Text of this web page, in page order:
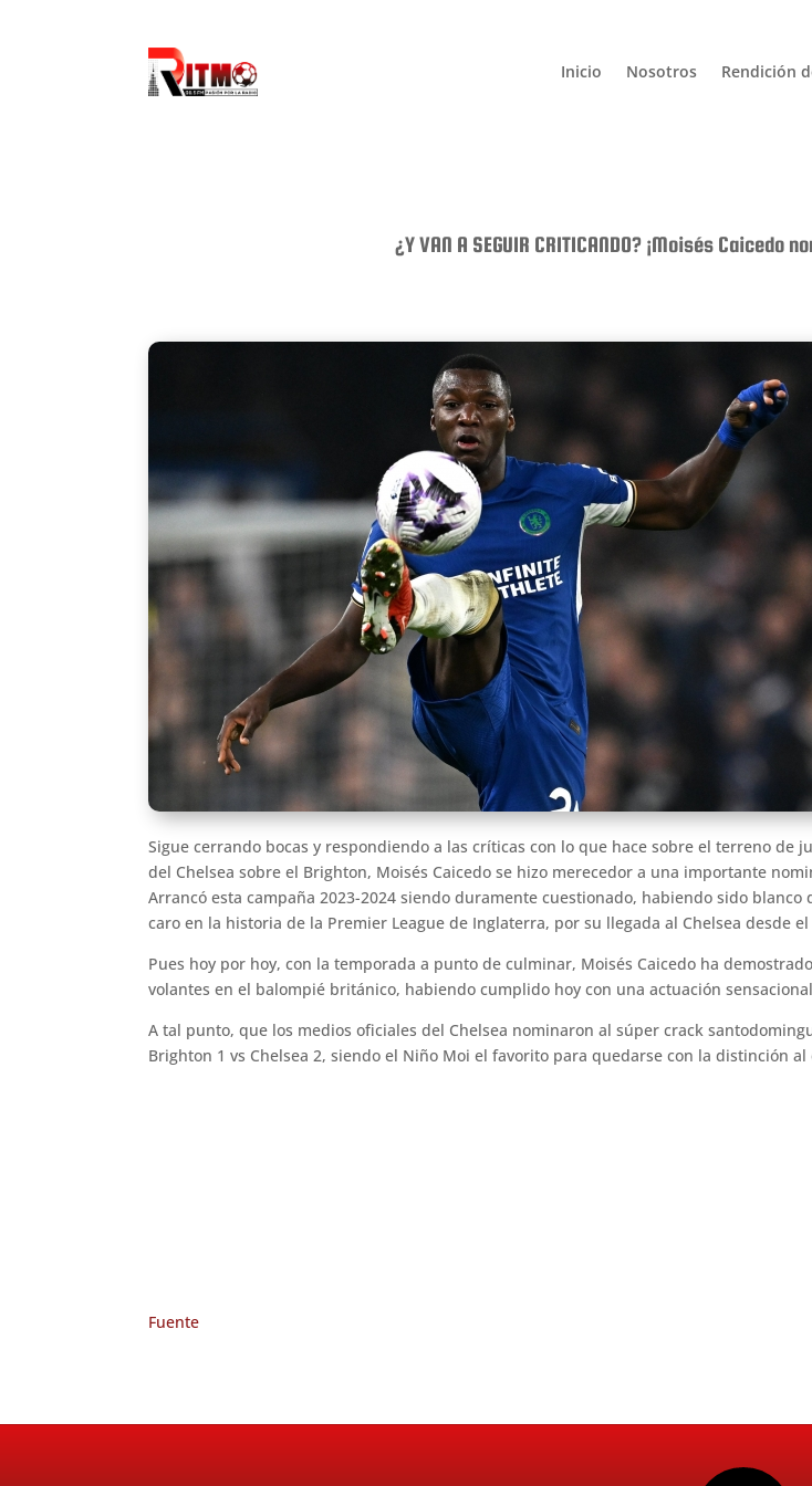
Inicio Nosotros Rendición
¿Y VAN A SEGUIR CRITICANDO? ¡Moisés
Sigue cerrando bocas y respondiendo a las críticas con lo que hace sobre el terreno de
del Chelsea sobre el Brighton, Moisés Caicedo se hizo merecedor a una importante
Arrancó esta campaña 2023-2024 siendo duramente cuestionado, habiendo sido
caro en la historia de la Premier League de Inglaterra, por su llegada al Chelsea desde
Pues hoy por hoy, con la temporada a punto de culminar, Moisés Caicedo ha
volantes en el balompié británico, habiendo cumplido hoy con una actuación
A tal punto, que los medios oficiales del Chelsea nominaron al súper crack
Brighton 1 vs Chelsea 2, siendo el Niño Moi el favorito para quedarse con la distinción
Fuente